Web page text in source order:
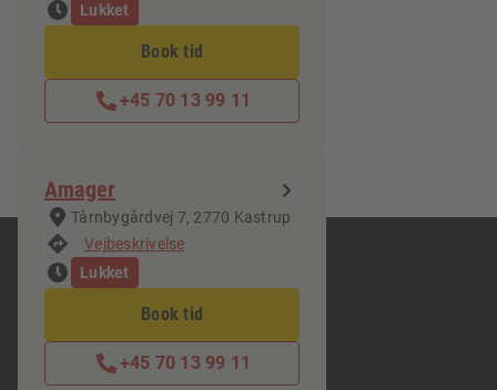
Lukket
Book tid
+45 70 13 99 11
Amager
Tårnbygårdvej 7, 2770 Kastrup
Vejbeskrivelse
Lukket
Book tid
+45 70 13 99 11
Carglass® - En del af Belron
Kvalitet og garanti
En ansvarlig virksomhed